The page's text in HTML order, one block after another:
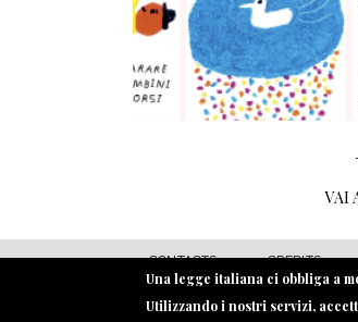
VAI
CONTACTS CREDITS
Una legge italiana ci obbliga a
Utilizzando i nostri servizi,